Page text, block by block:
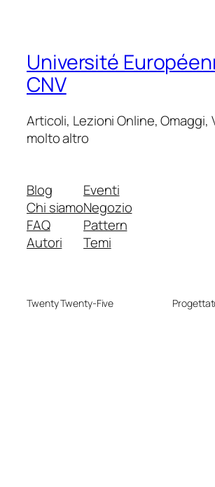
Université
CNV
Articoli, Lezioni Online, Omaggi,
molto altro
Blog
Chi siamo
FAQ
Autori
Eventi
Negozio
Pattern
Temi
Twenty Twenty-Five